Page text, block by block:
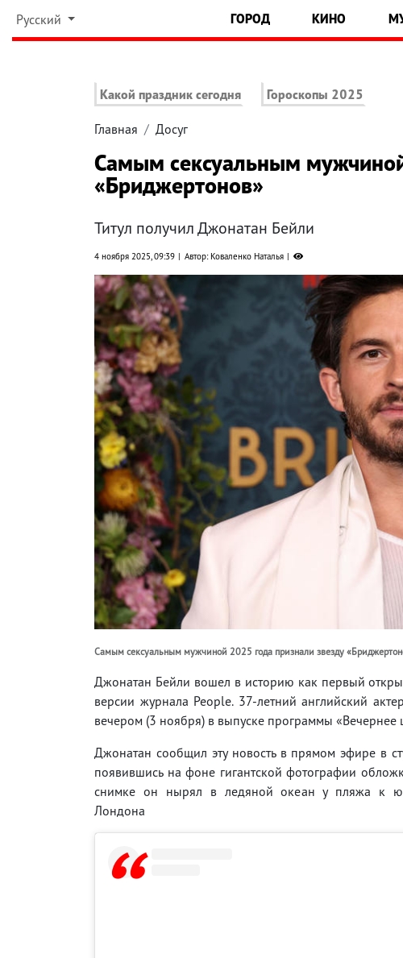
Русский ГОРОД КИНО
Какой праздник сегодня Гороскопы 2025
Главная Досуг
Самым сексуальным
«Бриджертонов»
Титул получил Джонатан Бейли
4 ноября 2025, 09:39 Автор: Коваленко Наталья
Самым сексуальным мужчиной 2025 года признали звезду
Джонатан Бейли вошел в историю как первый
версии журнала People. 37-летний английский
вечером (3 ноября) в выпуске программы
Джонатан сообщил эту новость в прямом эфире в
появившись на фоне гигантской фотографии
снимке он нырял в ледяной океан у пляжа к
Лондона